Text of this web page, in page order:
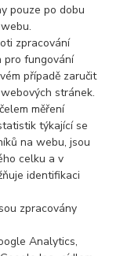
pouze po dobu
zpracování
pro fungování
případě zaručit
stránek.
měření
týkající se
na webu, jsou
celku a v
identifikaci
zpracovány
Analytics,